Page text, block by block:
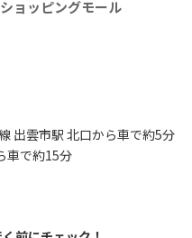
ョッピングモール
出雲市駅 北口から車で約5分
車で約15分